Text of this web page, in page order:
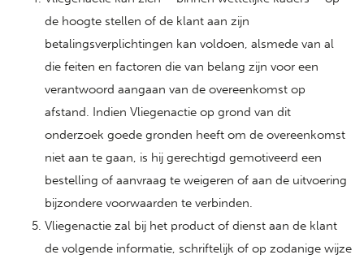
de hoogte stellen of de klant aan zijn
betalingsverplichtingen kan voldoen, alsmede van al
die feiten en factoren die van belang zijn voor een
verantwoord aangaan van de overeenkomst op
afstand. Indien Vliegenactie op grond van dit
onderzoek goede gronden heeft om de overeenkomst
niet aan te gaan, is hij gerechtigd gemotiveerd een
bestelling of aanvraag te weigeren of aan de uitvoering
bijzondere voorwaarden te verbinden.
Vliegenactie zal bij het product of dienst aan de klant
de volgende informatie, schriftelijk of op zodanige wijze